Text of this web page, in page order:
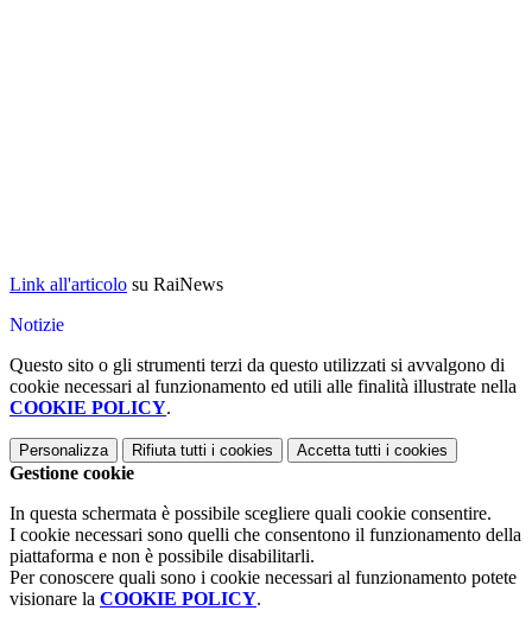
Link all'articolo su RaiNews
Notizie
Questo sito o gli strumenti terzi da questo utilizzati si avvalgono di
cookie necessari al funzionamento ed utili alle finalità illustrate nella
COOKIE POLICY.
Personalizza Rifiuta tutti i cookies Accetta tutti i cookies
Gestione cookie
In questa schermata è possibile scegliere quali cookie consentire.
I cookie necessari sono quelli che consentono il funzionamento della
piattaforma e non è possibile disabilitarli.
Per conoscere quali sono i cookie necessari al funzionamento potete
visionare la COOKIE POLICY.